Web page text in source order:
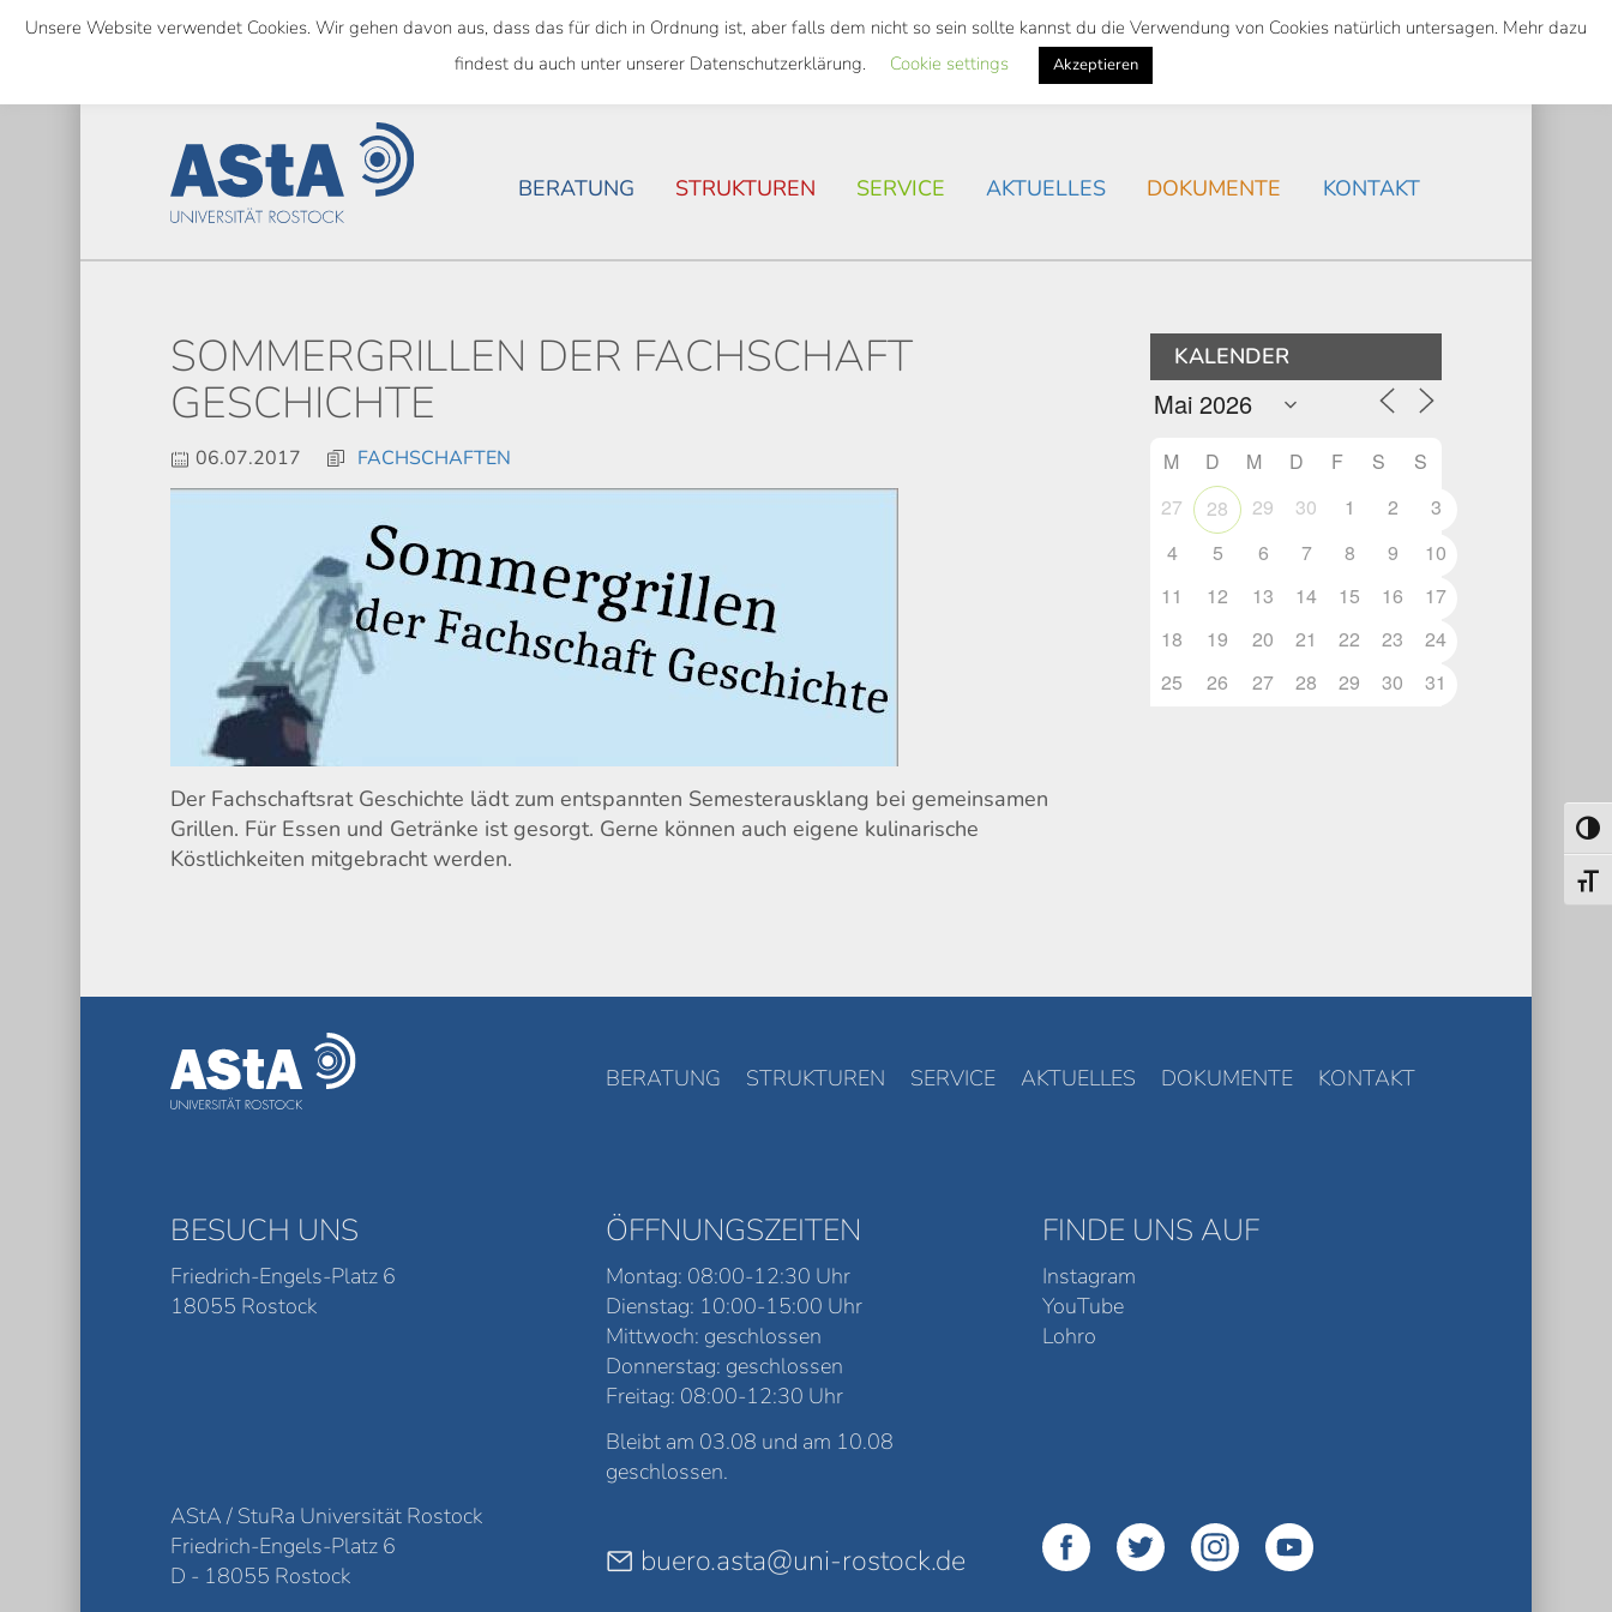
Skip
content
Suche
Search
SEMESTERTICKET ALS BUNDESWEITES TICKET AKTUELLES
BERATUNG STRUKTUREN SERVICE AKTUELLES DOKUMENTE KONTAKT
SOMMERGRILLEN DER FACHSCHAFT
GESCHICHTE
06.07.2017 FACHSCHAFTEN
Der Fachschaftsrat Geschichte lädt zum entspannten Semesterausklang bei gemeinsamen
Grillen. Für Essen und Getränke ist gesorgt. Gerne können auch eigene kulinarische
Köstlichkeiten mitgebracht werden.
KALENDER
M D M D F S
S
27
28 29 30 1 2
3
4
5 6 7 8 9
10
11
12 13 14 15 16
17
18
19 20 21 22 23
24
25
26 27 28 29 30 31
BERATUNG STRUKTUREN SERVICE AKTUELLES DOKUMENTE KONTAKT
BESUCH UNS
Friedrich-Engels-Platz 6
18055 Rostock
ÖFFNUNGSZEITEN
Montag: 08:00-12:30 Uhr
Dienstag: 10:00-15:00 Uhr
Mittwoch: geschlossen
Donnerstag: geschlossen
Freitag: 08:00-12:30 Uhr
Bleibt am 03.08 und am 10.08
geschlossen.
FINDE UNS AUF
Instagram
YouTube
Lohro
AStA / StuRa Universität Rostock
Friedrich-Engels-Platz 6
D - 18055 Rostock
buero.asta@uni-rostock.de
Unsere Website verwendet Cookies. Wir gehen davon aus, dass das für dich in Ordnung ist, aber falls dem nicht so sein sollte kannst du die Verwendung von Cookies natürlich untersagen. Mehr dazu
findest du auch unter unserer Datenschutzerklärung.
Cookie settings Akzeptieren